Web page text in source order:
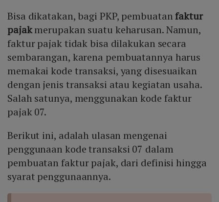
Bisa dikatakan, bagi PKP, pembuatanfaktur
pajakmerupakan suatu keharusan. Namun,
faktur pajak tidak bisa dilakukan secara
sembarangan, karena pembuatannya harus
memakai kode transaksi, yang disesuaikan
dengan jenis transaksi atau kegiatan usaha.
Salah satunya, menggunakan kode faktur
pajak 07.
Berikut ini, adalah ulasan mengenai
penggunaan kode transaksi 07 dalam
pembuatan faktur pajak, dari definisi hingga
syarat penggunaannya.